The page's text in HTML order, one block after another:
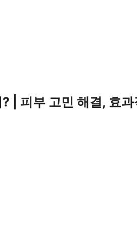
| 피부 고민 해결, 효